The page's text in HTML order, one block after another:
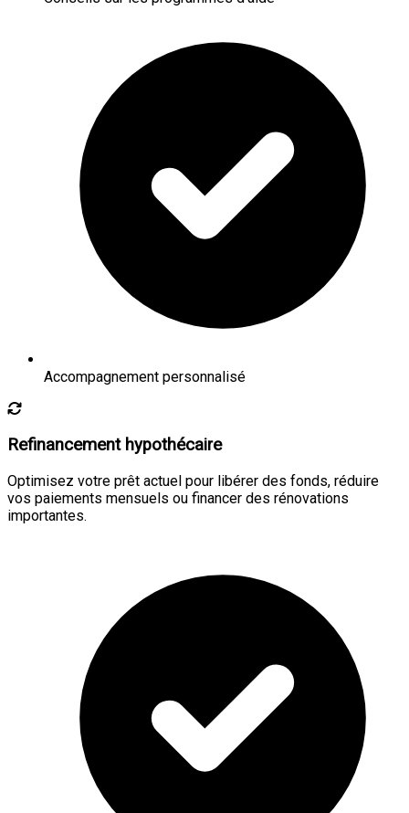
Accompagnement personnalisé
Refinancement hypothécaire
Optimisez votre prêt actuel pour libérer des fonds, réduire
vos paiements mensuels ou financer des rénovations
importantes.